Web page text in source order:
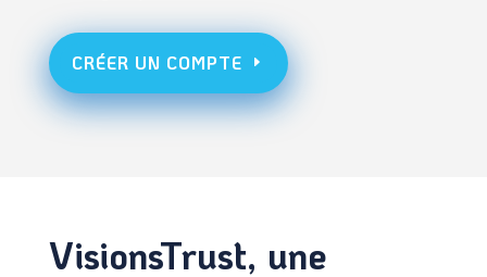
CRÉER UN COMPTE
VisionsTrust, une